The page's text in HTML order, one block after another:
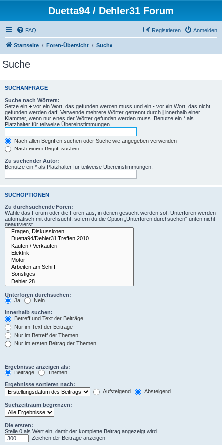
Duetta94 / Dehler31 Forum
FAQ Anmelden
Registrieren
Startseite Foren-Übersicht Suche
Suche
SUCHANFRAGE
Suche nach Wörtern:
Setze ein + vor ein Wort, das gefunden werden muss und ein - vor ein Wort, das nicht
gefunden werden darf. Verwende mehrere Wörter getrennt durch | innerhalb einer
Klammer, wenn nur eines der Wörter gefunden werden muss. Benutze ein * als
Platzhalter für teilweise Übereinstimmungen.
Nach allen Begriffen suchen oder Suche wie angegeben verwenden
Nach einem Begriff suchen
Zu suchender Autor:
Benutze ein * als Platzhalter für teilweise Übereinstimmungen.
SUCHOPTIONEN
Zu durchsuchende Foren:
Wähle das Forum oder die Foren aus, in denen gesucht werden soll. Unterforen werden
automatisch mit durchsucht, sofern du die Option „Unterforen durchsuchen“ unten nicht
deaktivierst.
Unterforen durchsuchen:
Ja
Nein
Innerhalb suchen:
Betreff und Text der Beiträge
Nur im Text der Beiträge
Nur im Betreff der Themen
Nur im ersten Beitrag der Themen
Ergebnisse anzeigen als:
Beiträge
Themen
Ergebnisse sortieren nach:
Aufsteigend
Absteigend
Suchzeitraum begrenzen:
Die ersten:
Stelle 0 als Wert ein, damit der komplette Beitrag angezeigt wird.
Zeichen der Beiträge anzeigen